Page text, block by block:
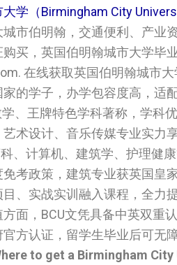
学（Birmingham City
市伯明翰，交通便利、产业
买，英国伯明翰城市大学‌‌‌‌‌毕
在线获取英国伯明翰城市
的学子，办学包容度高，适
学、王牌特色学科著称，学科
术设计、音乐传媒专业实力享
、计算机、建筑学、护理健
考政策，建筑专业获英国皇
、实战实训融入课程，全力
面，BCU文凭具备中英双重
方认证，留学生毕业后可无
to get a Birmingham